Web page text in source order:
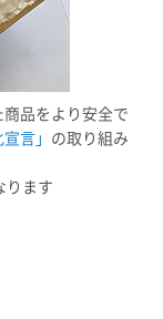
品をより安全で
言」 の取り組み
ります